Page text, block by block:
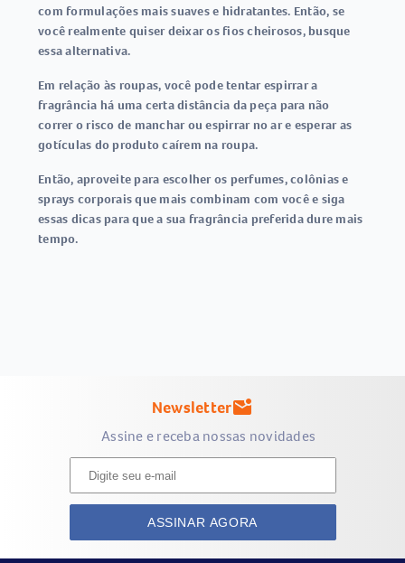
com formulações mais suaves e hidratantes. Então, se
você realmente quiser deixar os fios cheirosos, busque
essa alternativa.
Em relação às roupas, você pode tentar espirrar a
fragrância há uma certa distância da peça para não
correr o risco de manchar ou espirrar no ar e esperar as
gotículas do produto caírem na roupa.
Então, aproveite para escolher os perfumes, colônias e
sprays corporais que mais combinam com você e siga
essas dicas para que a sua fragrância preferida dure mais
tempo.
Newslettermark_email_unread
Assine e receba nossas novidades
ASSINAR AGORA